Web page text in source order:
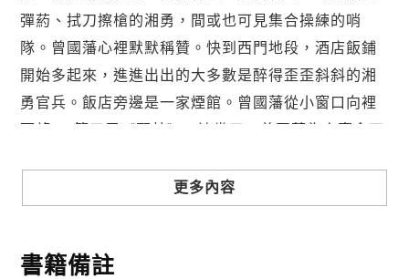
彈葯、拭刀擦槍的湘勇，間或也可見集合操練的哨
隊。曾國藩心裡默默稱贊。快到西門地段，酒店飯鋪
開始多起來，進進出出的大多數是醉得歪歪斜斜的湘
勇官兵。飯店旁邊是一家煙館。曾國藩從小窗口向裡
步。時已深秋，草木凋零，安慶城外一片蕭條。曾國
遠行，登山臨水送將歸。」驀地，他想起自己投筆從
更多內容
書籍備註